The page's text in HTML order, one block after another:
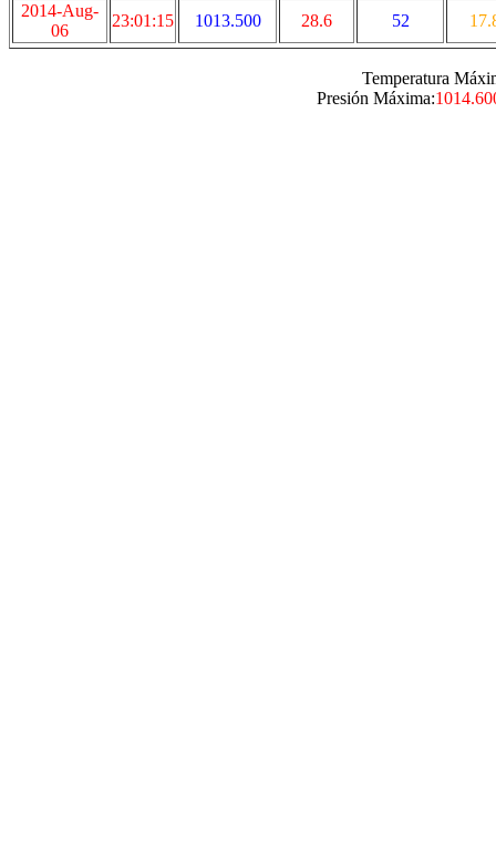
2014-Aug-
06
23:01:15 1013.500 28.6 52
Temperatura
Presión Máxima: